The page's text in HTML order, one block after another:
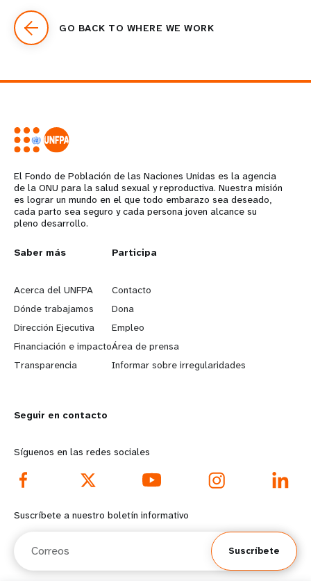
GO BACK TO WHERE WE WORK
El Fondo de Población de las Naciones Unidas es la agencia
de la ONU para la salud sexual y reproductiva. Nuestra misión
es lograr un mundo en el que todo embarazo sea deseado,
cada parto sea seguro y cada persona joven alcance su
pleno desarrollo.
L
e
a
r
n
o
r
e
f
o
Saber más
Acerca del UNFPA
Dónde trabajamos
Dirección Ejecutiva
Financiación e impacto
Transparencia
G
o
b
e
y
d
o
t
Participa
Contacto
Dona
Empleo
Área de prensa
Informar sobre irregularidades
Seguir en contacto
Síguenos en las redes sociales
Suscríbete a nuestro boletín informativo
Suscríbete